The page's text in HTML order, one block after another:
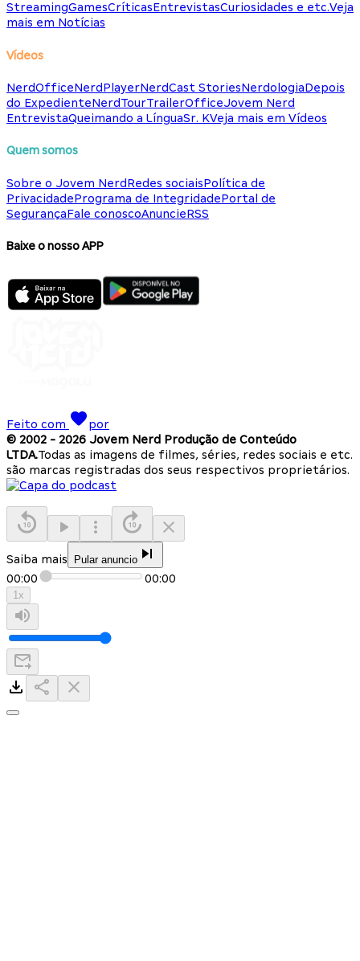
StreamingGamesCríticasEntrevistasCuriosidades e etc.Veja
mais em Notícias
Vídeos
NerdOfficeNerdPlayerNerdCast StoriesNerdologiaDepois
do ExpedienteNerdTourTrailerOfficeJovem Nerd
EntrevistaQueimando a LínguaSr. KVeja mais em Vídeos
Quem somos
Sobre o Jovem NerdRedes sociaisPolítica de
PrivacidadePrograma de IntegridadePortal de
SegurançaFale conoscoAnuncieRSS
Baixe o nosso APP
Feito com
por
© 2002 - 2026 Jovem Nerd Produção de Conteúdo
LTDA.Todas as imagens de filmes, séries, redes sociais e etc.
são marcas registradas dos seus respectivos proprietários.
Saiba mais Pular anuncio
00:00 00:00
1x